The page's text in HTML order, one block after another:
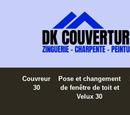
Couvreur
30
Pose et changement
de fenêtre de toit et
Velux 30